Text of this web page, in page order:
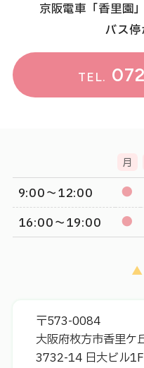
京阪電車「香里園
バス
TEL.
月
9:00〜12:00 ●
16:00〜19:00 ●
▲
〒573-0084
大阪府枚方市香里ケ
3732-14 日大ビル1F